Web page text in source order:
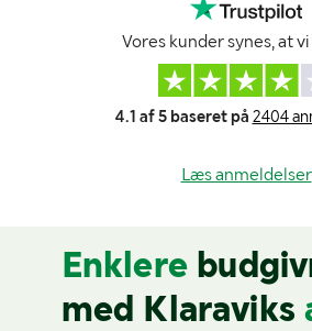
Vores kunder synes, at
4.1 af 5 baseret på 2404
Læs anmeldelser
Enklere
med Klaraviks